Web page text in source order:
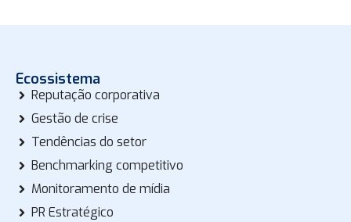
Ecossistema
Reputação corporativa
Gestão de crise
Tendências do setor
Benchmarking competitivo
Monitoramento de mídia
PR Estratégico